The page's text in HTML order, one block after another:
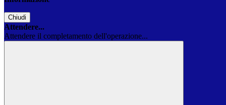
Chiudi
Attendere...
Attendere il completamento dell'operazione...